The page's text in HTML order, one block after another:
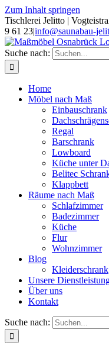
Zum Inhalt springen
Tischlerei Jelitto |
9 61 23|info@saunabau-
Suche nach:
Home
Möbel nach Maß
Einbauschrank
Regal
Barschrank
Lowboard
Küche unter
Belitec
Klappbett
Räume nach Maß
Schlafzimmer
Badezimmer
Küche
Flur
Wohnzimmer
Blog
Kleiderschrank
Unsere
Über uns
Kontakt
Suche nach: